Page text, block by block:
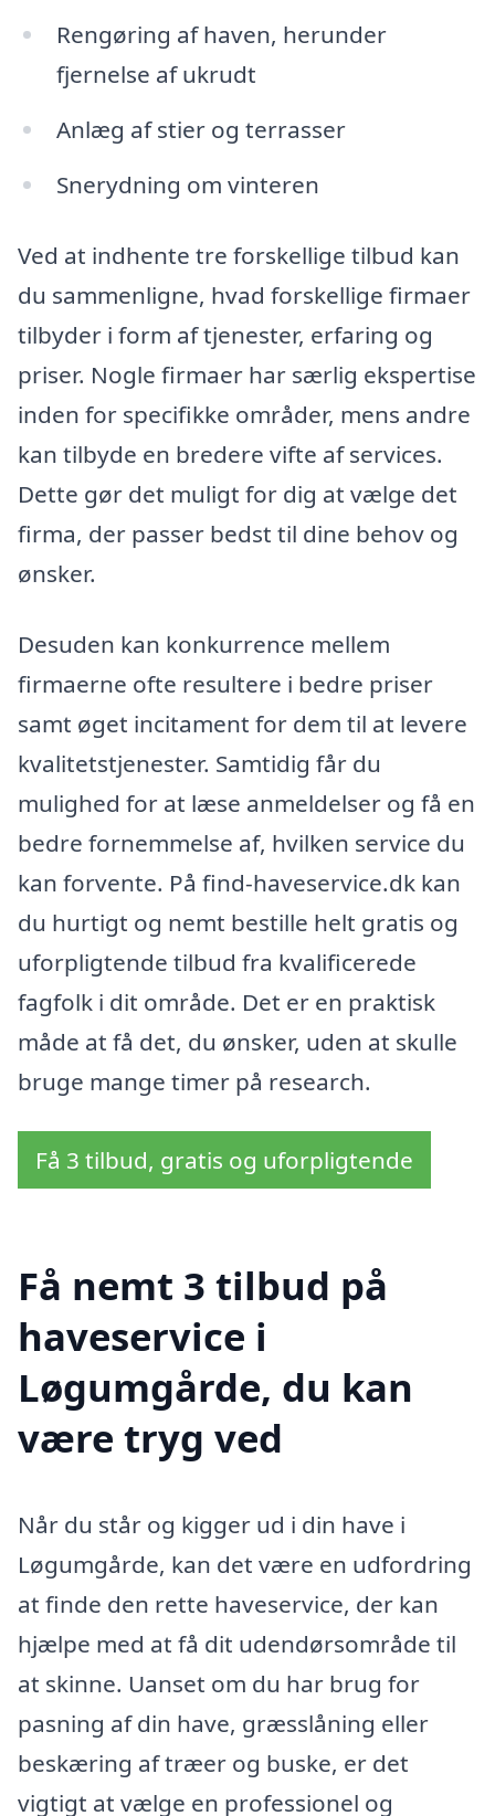
Rengøring af haven, herunder
fjernelse af ukrudt
Anlæg af stier og terrasser
Snerydning om vinteren
Ved at indhente tre forskellige tilbud kan
du sammenligne, hvad forskellige firmaer
tilbyder i form af tjenester, erfaring og
priser. Nogle firmaer har særlig ekspertise
inden for specifikke områder, mens andre
kan tilbyde en bredere vifte af services.
Dette gør det muligt for dig at vælge det
firma, der passer bedst til dine behov og
ønsker.
Desuden kan konkurrence mellem
firmaerne ofte resultere i bedre priser
samt øget incitament for dem til at levere
kvalitetstjenester. Samtidig får du
mulighed for at læse anmeldelser og få en
bedre fornemmelse af, hvilken service du
kan forvente. På find-haveservice.dk kan
du hurtigt og nemt bestille helt gratis og
uforpligtende tilbud fra kvalificerede
fagfolk i dit område. Det er en praktisk
måde at få det, du ønsker, uden at skulle
bruge mange timer på research.
Få 3 tilbud, gratis og uforpligtende
Få nemt 3 tilbud på
haveservice i
Løgumgårde, du kan
være tryg ved
Når du står og kigger ud i din have i
Løgumgårde, kan det være en udfordring
at finde den rette haveservice, der kan
hjælpe med at få dit udendørsområde til
at skinne. Uanset om du har brug for
pasning af din have, græsslåning eller
beskæring af træer og buske, er det
vigtigt at vælge en professionel og